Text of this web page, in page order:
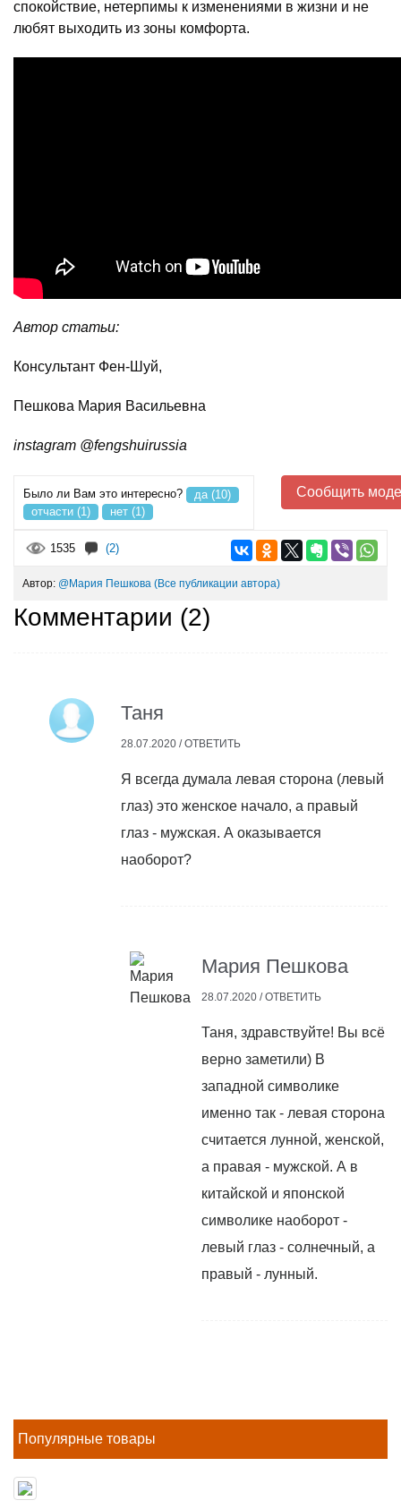
спокойствие, нетерпимы к изменениями в жизни и не
любят выходить из зоны комфорта.
Автор статьи:
Консультант Фен-Шуй,
Пешкова Мария Васильевна
instagram @fengshuirussia
Было ли Вам это интересно?
да (10)
отчасти (1)
нет (1)
Сообщить
1535 (2)
Автор: @Мария Пешкова (Все публикации автора)
Комментарии (2)
Таня
28.07.2020 /ОТВЕТИТЬ
Я всегда думала левая сторона (левый
глаз) это женское начало, а правый
глаз - мужская. А оказывается
наоборот?
Мария Пешкова
28.07.2020 /ОТВЕТИТЬ
Таня, здравствуйте! Вы всё
верно заметили) В
западной символике
именно так - левая сторона
считается лунной, женской,
а правая - мужской. А в
китайской и японской
символике наоборот -
левый глаз - солнечный, а
правый - лунный.
Популярные товары